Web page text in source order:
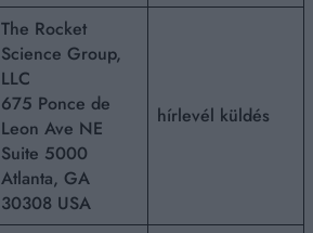
The Rocket
Science Group,
LLC
675 Ponce de
Leon Ave NE
Suite 5000
Atlanta, GA
30308 USA
hírlevél küldés